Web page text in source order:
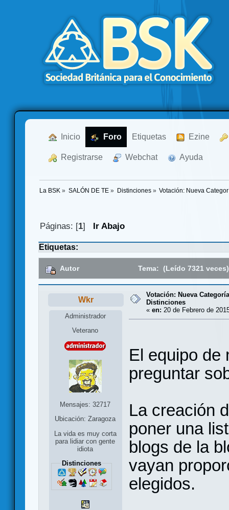
Inicio Foro Etiquetas Ezine
Registrarse Webchat Ayuda
La BSK » SALÓN DE TE » Distinciones» Votación: Nueva
Páginas: [1] Ir Abajo
Etiquetas:
Autor Tema: (Leído 7321 veces)
Wkr
Administrador
Veterano
Mensajes: 32717
Ubicación: Zaragoza
La vida es muy corta
para lidiar con gente
idiota
Distinciones
Votación: Nueva
Distinciones
« en: 20 de Febrero de
El equipo de
preguntar
La creación
poner una
blogs de la
vayan
elegidos.